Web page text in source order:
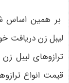
بر همین اساس
لیبل زن دریافت
ترازوهای لیبل
قیمت انواع